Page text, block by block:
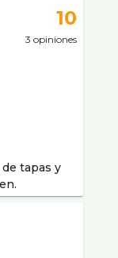
10
3 opiniones
tapas y